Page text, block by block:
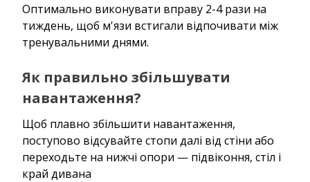
Оптимально виконувати вправу 2-4 рази на
тиждень, щоб м'язи встигали відпочивати між
тренувальними днями.
Як правильно збільшувати
навантаження?
Щоб плавно збільшити навантаження,
поступово відсувайте стопи далі від стіни або
переходьте на нижчі опори — підвіконня, стіл і
край дивана